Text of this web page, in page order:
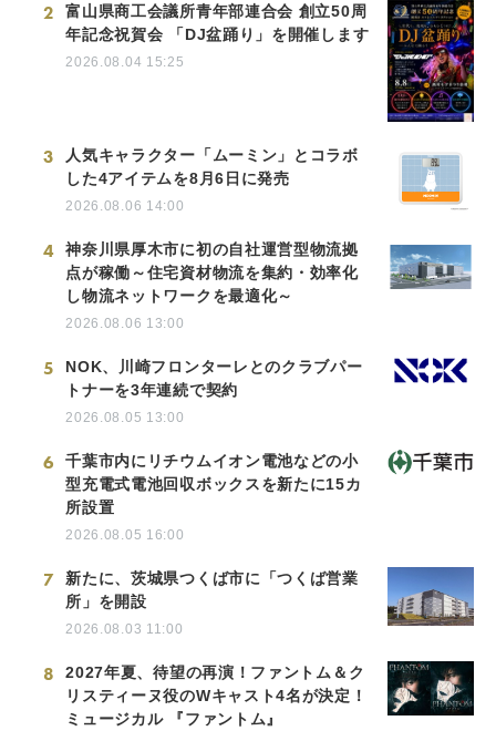
2
富山県商工会議所青年部連合会 創立50周
年記念祝賀会 「DJ盆踊り」を開催します
2026.08.04 15:25
3
人気キャラクター「ムーミン」とコラボ
した4アイテムを8月6日に発売
2026.08.06 14:00
4
神奈川県厚木市に初の自社運営型物流拠
点が稼働～住宅資材物流を集約・効率化
し物流ネットワークを最適化～
2026.08.06 13:00
5
NOK、川崎フロンターレとのクラブパー
トナーを3年連続で契約
2026.08.05 13:00
6
千葉市内にリチウムイオン電池などの小
型充電式電池回収ボックスを新たに15カ
所設置
2026.08.05 16:00
7
新たに、茨城県つくば市に「つくば営業
所」を開設
2026.08.03 11:00
8
2027年夏、待望の再演！ファントム＆ク
リスティーヌ役のWキャスト4名が決定！
ミュージカル 『ファントム』